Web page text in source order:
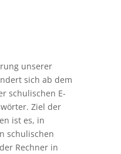
unserer
sich ab dem
schulischen E-
Ziel der
ist es, in
schulischen
Rechner in